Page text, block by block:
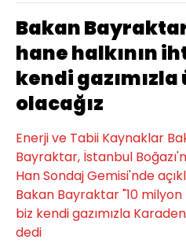
Bakan
hane halkının
kendi
olacağız
Enerji ve Tabii Kaynaklar
Bayraktar, İstanbul
Han Sondaj Gemisi'nde
Bakan Bayraktar "10 milyon
biz kendi gazımızla
dedi